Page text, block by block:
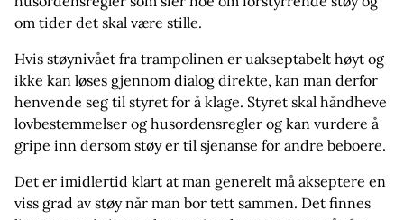
om tider det skal være stille.
Hvis støynivået fra trampolinen er uakseptabelt høyt og
ikke kan løses gjennom dialog direkte, kan man derfor
henvende seg til styret for å klage. Styret skal håndheve
lovbestemmelser og husordensregler og kan vurdere å
gripe inn dersom støy er til sjenanse for andre beboere.
Det er imidlertid klart at man generelt må akseptere en
viss grad av støy når man bor tett sammen. Det finnes